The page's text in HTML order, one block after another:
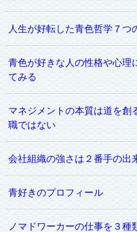
人生が好転した青色哲学７つ
青色が好きな人の性格や心理
てみる
マネジメントの本質は道を創
職ではない
会社組織の強さは２番手の出
青好きのプロフィール
ノマドワーカーの仕事を３種